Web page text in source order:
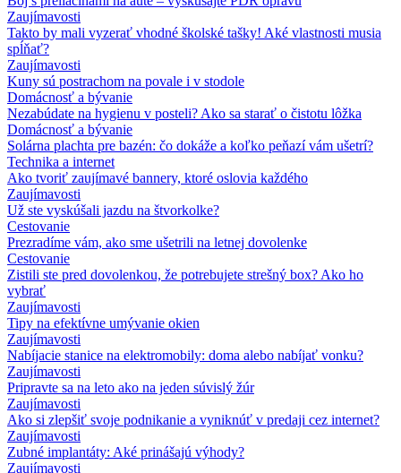
Zaujímavosti
Takto by mali vyzerať vhodné školské tašky! Aké vlastnosti musia
spĺňať?
Zaujímavosti
Kuny sú postrachom na povale i v stodole
Domácnosť a bývanie
Nezabúdate na hygienu v posteli? Ako sa starať o čistotu lôžka
Domácnosť a bývanie
Solárna plachta pre bazén: čo dokáže a koľko peňazí vám ušetrí?
Technika a internet
Ako tvoriť zaujímavé bannery, ktoré oslovia každého
Zaujímavosti
Už ste vyskúšali jazdu na štvorkolke?
Cestovanie
Prezradíme vám, ako sme ušetrili na letnej dovolenke
Cestovanie
Zistili ste pred dovolenkou, že potrebujete strešný box? Ako ho
vybrať
Zaujímavosti
Tipy na efektívne umývanie okien
Zaujímavosti
Nabíjacie stanice na elektromobily: doma alebo nabíjať vonku?
Zaujímavosti
Pripravte sa na leto ako na jeden súvislý žúr
Zaujímavosti
Ako si zlepšiť svoje podnikanie a vyniknúť v predaji cez internet?
Zaujímavosti
Zubné implantáty: Aké prinášajú výhody?
Zaujímavosti